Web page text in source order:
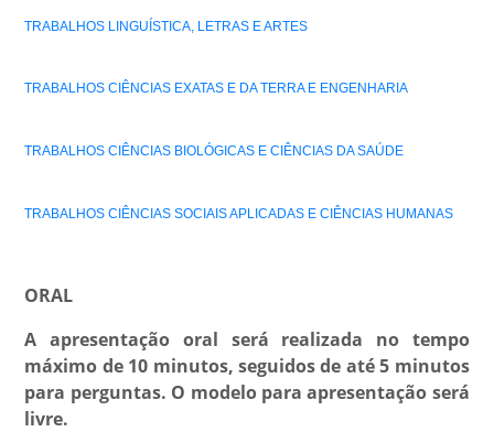
TRABALHOS LINGUÍSTICA, LETRAS E ARTES
TRABALHOS CIÊNCIAS EXATAS E DA TERRA E ENGENHARIA
TRABALHOS CIÊNCIAS BIOLÓGICAS E CIÊNCIAS DA SAÚDE
TRABALHOS CIÊNCIAS SOCIAIS APLICADAS E CIÊNCIAS HUMANAS
ORAL
A apresentação oral será realizada no tempo
máximo de 10 minutos, seguidos de até 5 minutos
para perguntas. O modelo para apresentação será
livre.